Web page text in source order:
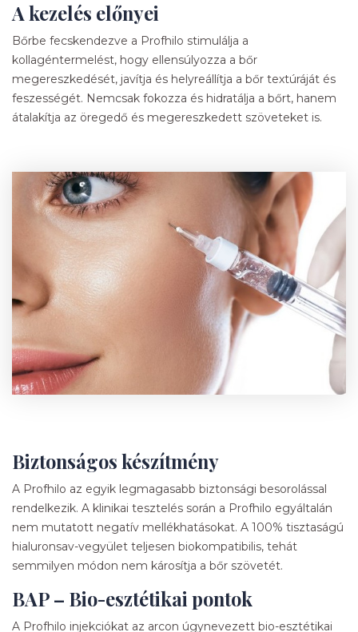
A kezelés előnyei
Bőrbe fecskendezve a Profhilo stimulálja a
kollagéntermelést, hogy ellensúlyozza a bőr
megereszkedését, javítja és helyreállítja a bőr textúráját és
feszességét. Nemcsak fokozza és hidratálja a bőrt, hanem
átalakítja az öregedő és megereszkedett szöveteket is.
Biztonságos készítmény
A Profhilo az egyik legmagasabb biztonsági besorolással
rendelkezik. A klinikai tesztelés során a Profhilo egyáltalán
nem mutatott negatív mellékhatásokat. A 100% tisztaságú
hialuronsav-vegyület teljesen biokompatibilis, tehát
semmilyen módon nem károsítja a bőr szövetét.
BAP – Bio-esztétikai pontok
A Profhilo injekciókat az arcon úgynevezett bio-esztétikai